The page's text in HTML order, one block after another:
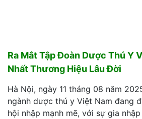
Ra Mắt Tập Đoàn Dược Thú Y
Nhất Thương Hiệu Lâu Đời
Hà Nội, ngày 11 tháng 08 năm
ngành dược thú y Việt Nam đang
hội nhập mạnh mẽ, với sự gia